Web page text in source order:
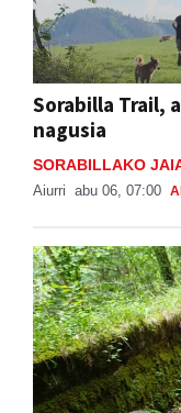
Sorabilla Trail,
nagusia
SORABILLAKO
Aiurri abu 06, 07:00